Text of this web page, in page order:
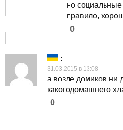
но социальные
правило,
0
:
31.03.2015 в 13:08
а возле домиков ни
какогодомашнего
0